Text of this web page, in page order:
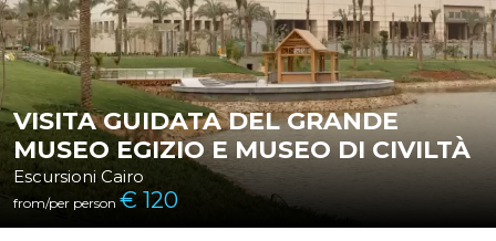
VISITA GUIDATA DEL GRANDE
MUSEO EGIZIO E MUSEO DI CIVILTÀ
Escursioni Cairo
from/per person € 120